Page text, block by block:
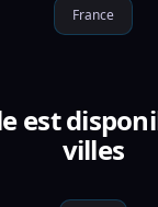
France
est
villes